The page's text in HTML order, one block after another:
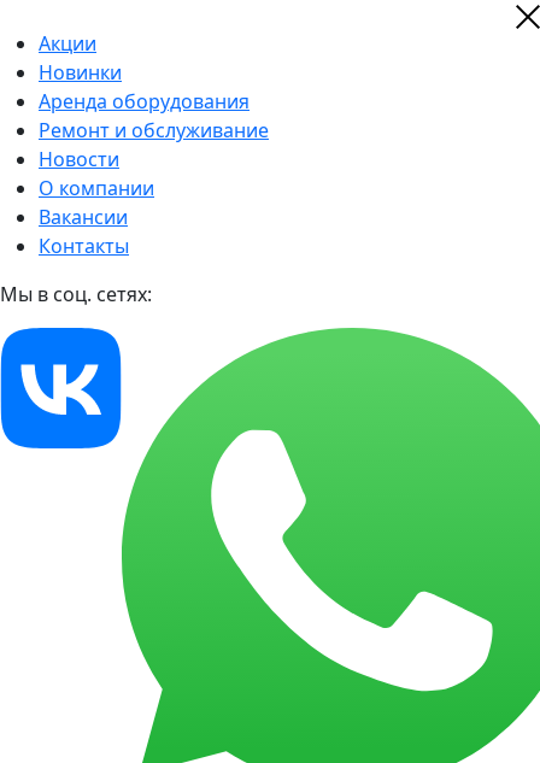
Акции
Новинки
Аренда оборудования
Ремонт и обслуживание
Новости
О компании
Вакансии
Контакты
Мы в соц. сетях: